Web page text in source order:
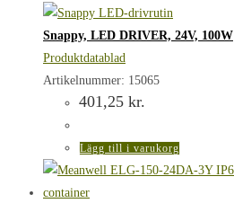
Snappy, LED DRIVER, 24V, 100W
Produktdatablad
Artikelnummer: 15065
401,25 kr.
Lägg till i varukorg